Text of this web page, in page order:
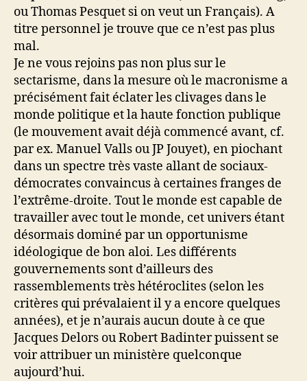
ou Thomas Pesquet si on veut un Français). A
titre personnel je trouve que ce n’est pas plus
mal.
Je ne vous rejoins pas non plus sur le
sectarisme, dans la mesure où le macronisme a
précisément fait éclater les clivages dans le
monde politique et la haute fonction publique
(le mouvement avait déjà commencé avant, cf.
par ex. Manuel Valls ou JP Jouyet), en piochant
dans un spectre très vaste allant de sociaux-
démocrates convaincus à certaines franges de
l’extrême-droite. Tout le monde est capable de
travailler avec tout le monde, cet univers étant
désormais dominé par un opportunisme
idéologique de bon aloi. Les différents
gouvernements sont d’ailleurs des
rassemblements très hétéroclites (selon les
critères qui prévalaient il y a encore quelques
années), et je n’aurais aucun doute à ce que
Jacques Delors ou Robert Badinter puissent se
voir attribuer un ministère quelconque
aujourd’hui.